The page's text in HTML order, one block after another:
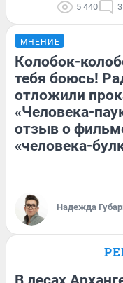
5 440 3
МНЕНИЕ
Колобок-
тебя боюсь!
отложили
«Человека-
отзыв о
«человека-
Надежда